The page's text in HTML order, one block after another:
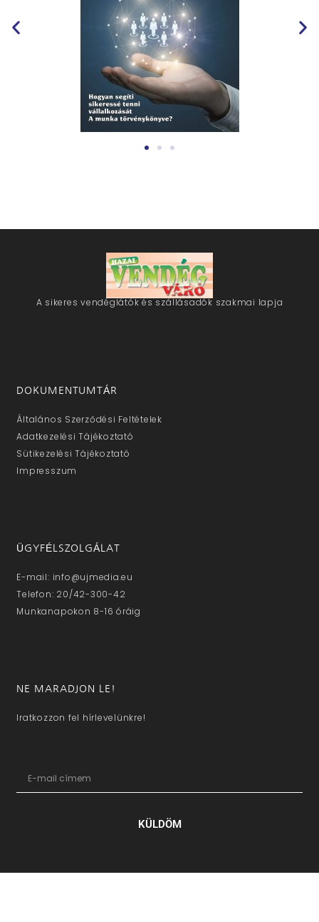
A sikeres vendéglátók és szállásadók szakmai lapja
DOKUMENTUMTÁR
Általános Szerződési Feltételek
Adatkezelési Tájékoztató
Sütikezelési Tájékoztató
Impresszum
ÜGYFÉLSZOLGÁLAT
E-mail: info@ujmedia.eu
Telefon: 20/42-300-42
Munkanapokon 8-16 óráig
NE MARADJON LE!
Iratkozzon fel hírlevelünkre!
KÜLDÖM